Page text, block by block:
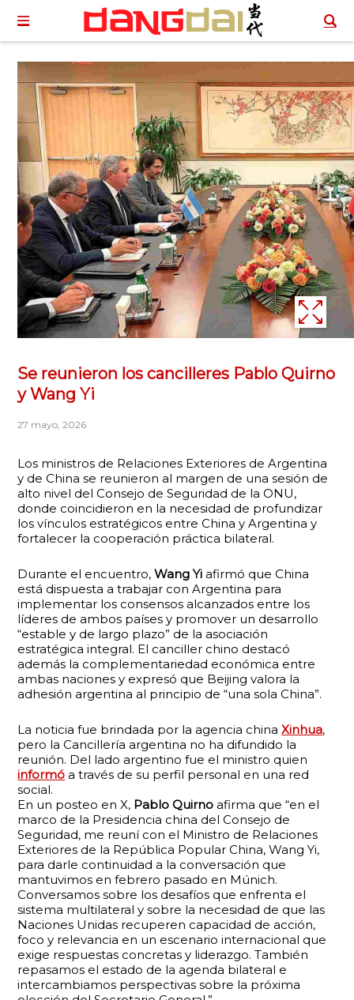
Se reunieron los cancilleres Pablo Quirno
y Wang Yi
27 mayo, 2026
Los ministros de Relaciones Exteriores de Argentina
y de China se reunieron al margen de una sesión de
alto nivel del Consejo de Seguridad de la ONU,
donde coincidieron en la necesidad de profundizar
los vínculos estratégicos entre China y Argentina y
fortalecer la cooperación práctica bilateral.
Durante el encuentro,Wang Yi afirmó que China
está dispuesta a trabajar con Argentina para
implementar los consensos alcanzados entre los
líderes de ambos países y promover un desarrollo
“estable y de largo plazo” de la asociación
estratégica integral. El canciller chino destacó
además la complementariedad económica entre
ambas naciones y expresó que Beijing valora la
adhesión argentina al principio de “una sola China”.
La noticia fue brindada por la agencia chinaXinhua,
pero la Cancillería argentina no ha difundido la
reunión. Del lado argentino fue el ministro quien
informó a través de su perfil personal en una red
social.
En un posteo en X, Pablo Quirno afirma que “en el
marco de la Presidencia china del Consejo de
Seguridad, me reuní con el Ministro de Relaciones
Exteriores de la República Popular China, Wang Yi,
para darle continuidad a la conversación que
mantuvimos en febrero pasado en Múnich.
Conversamos sobre los desafíos que enfrenta el
sistema multilateral y sobre la necesidad de que las
Naciones Unidas recuperen capacidad de acción,
foco y relevancia en un escenario internacional que
exige respuestas concretas y liderazgo. También
repasamos el estado de la agenda bilateral e
intercambiamos perspectivas sobre la próxima